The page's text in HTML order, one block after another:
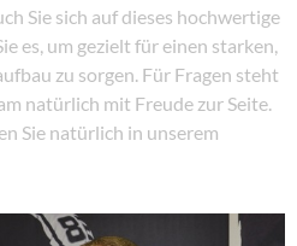
Sie sich auf dieses hochwertige
es, um gezielt für einen starken,
zu sorgen. Für Fragen steht
natürlich mit Freude zur Seite.
Sie natürlich in unserem